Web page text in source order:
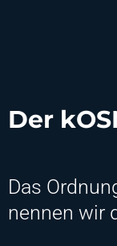
Der
Das
nennen wir